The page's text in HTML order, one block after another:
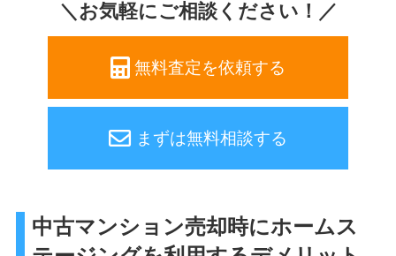
＼お気軽にご相談ください！／
無料査定を依頼する
まずは無料相談する
中古マンション売却時にホームス